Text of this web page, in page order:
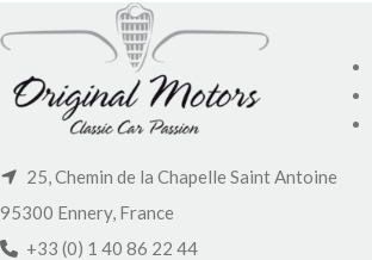
25, Chemin de la Chapelle Saint Antoine
95300 Ennery, France
+33 (0) 1 40 86 22 44